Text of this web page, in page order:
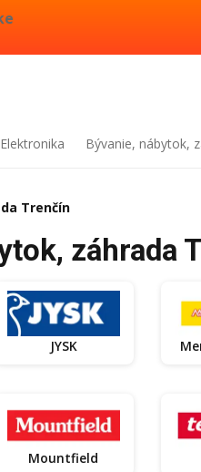
Elektronika Bývanie, nábytok,
Trenčín
záhrada
JYSK
Mountfield